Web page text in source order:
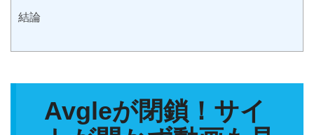
結論
Avgleが閉鎖！サイ